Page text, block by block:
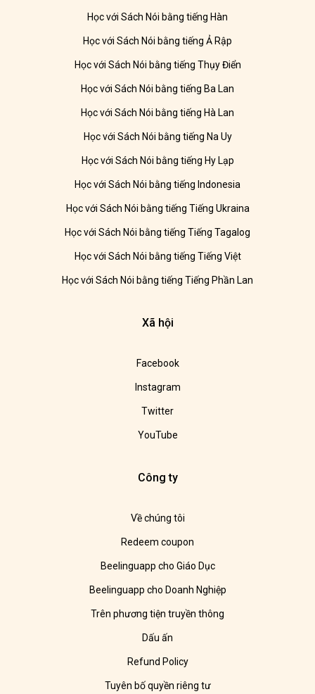
Học với Sách Nói bằng tiếng Hàn
Học với Sách Nói bằng tiếng Ả Rập
Học với Sách Nói bằng tiếng Thụy Điển
Học với Sách Nói bằng tiếng Ba Lan
Học với Sách Nói bằng tiếng Hà Lan
Học với Sách Nói bằng tiếng Na Uy
Học với Sách Nói bằng tiếng Hy Lạp
Học với Sách Nói bằng tiếng Indonesia
Học với Sách Nói bằng tiếng Tiếng Ukraina
Học với Sách Nói bằng tiếng Tiếng Tagalog
Học với Sách Nói bằng tiếng Tiếng Việt
Học với Sách Nói bằng tiếng Tiếng Phần Lan
Xã hội
Facebook
Instagram
Twitter
YouTube
Công ty
Về chúng tôi
Redeem coupon
Beelinguapp cho Giáo Dục
Beelinguapp cho Doanh Nghiệp
Trên phương tiện truyền thông
Dấu ấn
Refund Policy
Tuyên bố quyền riêng tư